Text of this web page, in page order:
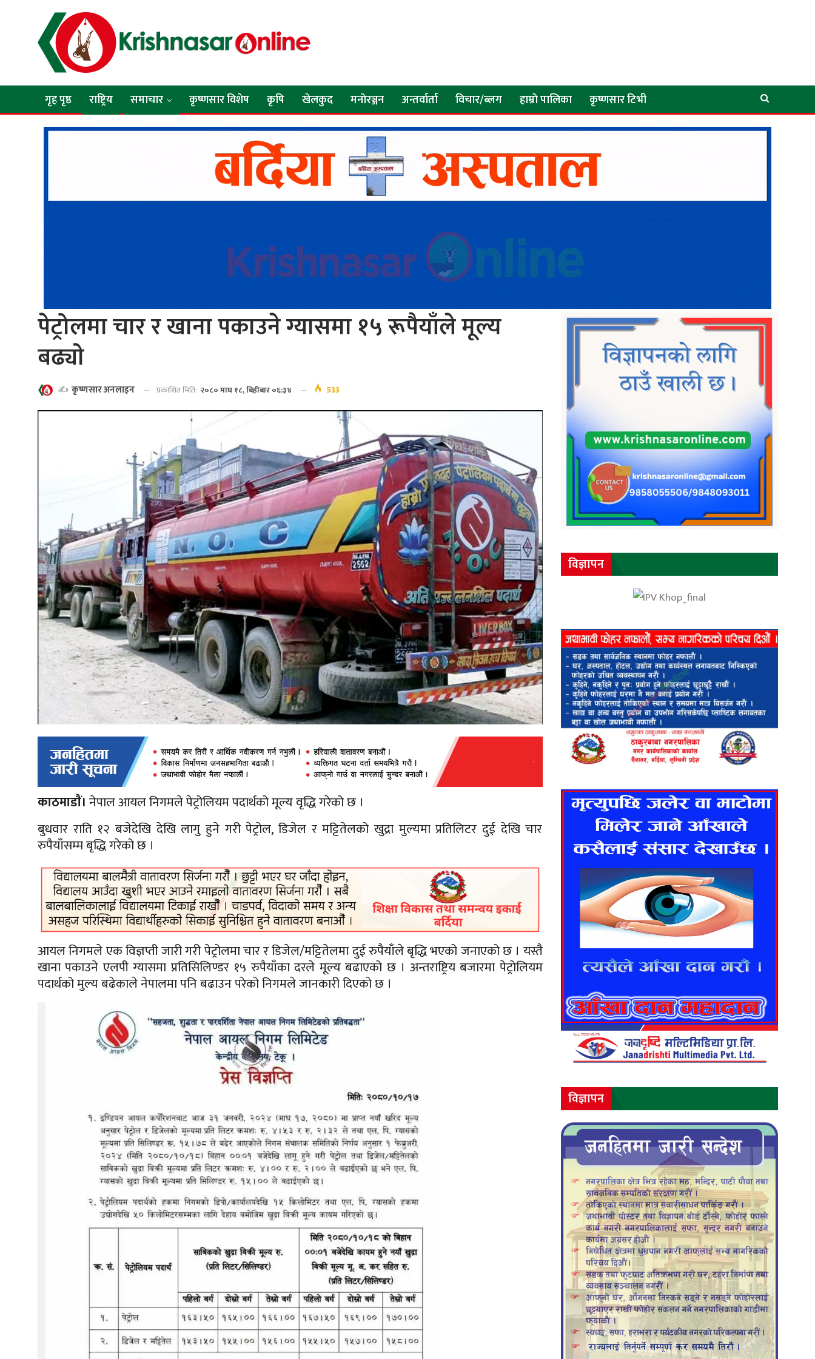
गृह पृष्ठ राष्ट्रिय समाचार कृष्णसार विशेष कृषि खेलकुद मनाेरञ्जन अन्तर्वार्ता विचार/ब्लग हाम्राे पालिका कृष्णसार टिभी
पेट्रोलमा चार र खाना पकाउने ग्यासमा १५ रूपैयाँले मूल्य
बढ्याे
✍️ कृष्णसार अनलाइन प्रकाशित मिति: २०८० माघ १८, बिहीबार ०६:३४ 533
काठमाडाैं। नेपाल आयल निगमले पेट्रोलियम पदार्थको मूल्य वृद्धि गरेको छ ।
बुधवार राति १२ बजेदेखि देखि लागु हुने गरी पेट्रोल, डिजेल र मट्टितेलको खुद्रा मुल्यमा प्रतिलिटर दुई देखि चार
रुपैयाँसम्म बृद्धि गरेको छ ।
आयल निगमले एक विज्ञप्ती जारी गरी पेट्रोलमा चार र डिजेल/मट्टितेलमा दुई रुपैयाँले बृद्धि भएको जनाएको छ । यस्तै
खाना पकाउने एलपी ग्यासमा प्रतिसिलिण्डर १५ रुपैयाँका दरले मूल्य बढाएको छ । अन्तराष्ट्रिय बजारमा पेट्रोलियम
पदार्थको मुल्य बढेकाले नेपालमा पनि बढाउन परेको निगमले जानकारी दिएको छ ।
विज्ञापन
विज्ञापन